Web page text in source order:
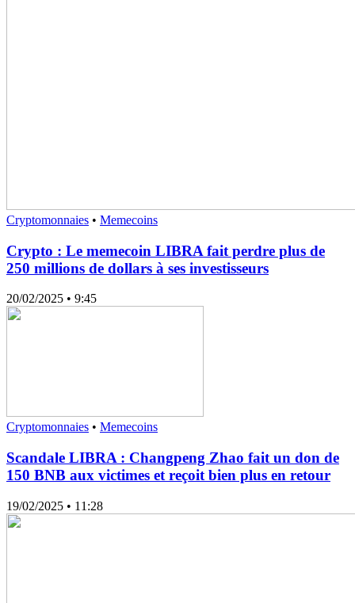
Cryptomonnaies • Memecoins
Crypto : Le memecoin LIBRA fait perdre plus de
250 millions de dollars à ses investisseurs
20/02/2025 • 9:45
Cryptomonnaies • Memecoins
Scandale LIBRA : Changpeng Zhao fait un don de
150 BNB aux victimes et reçoit bien plus en retour
19/02/2025 • 11:28